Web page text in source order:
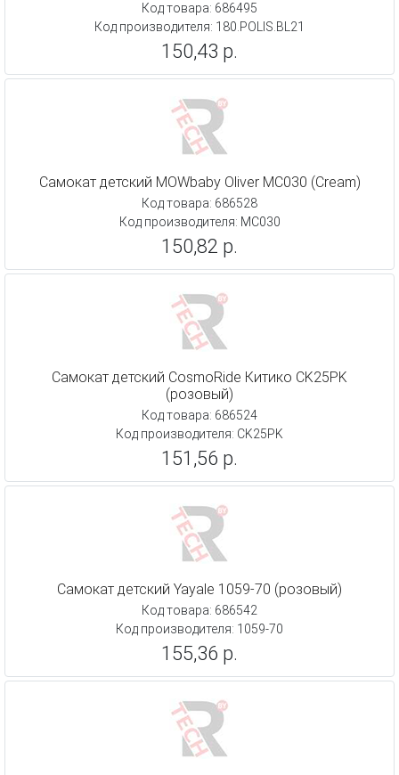
Код товара: 686495
Код производителя: 180.POLIS.BL21
150,43 р.
Самокат детский MOWbaby Oliver MC030 (Cream)
Код товара: 686528
Код производителя: MC030
150,82 р.
Самокат детский CosmoRide Китико CK25PK
(розовый)
Код товара: 686524
Код производителя: CK25PK
151,56 р.
Самокат детский Yayale 1059-70 (розовый)
Код товара: 686542
Код производителя: 1059-70
155,36 р.